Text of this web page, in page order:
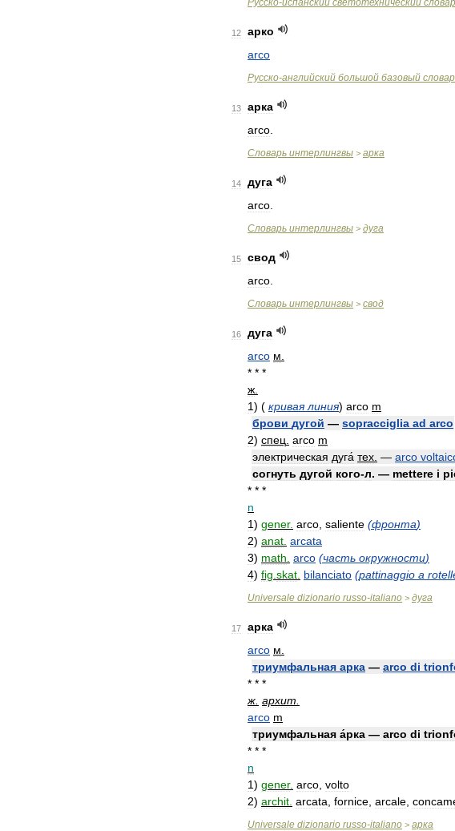
Русско-испанский светотехнический
12
арко
arco
Русско-английский большой базовый
13
арка
arco
Словарь интерлингвы > арка
14
дуга
arco
Словарь интерлингвы > дуга
15
свод
arco
Словарь интерлингвы > свод
16
дуга
arco м
* * *
ж
1) ( кривая линия) arco m
брови дугой — sopracciglia ad arco
2) спец arco m
электрическая дуга́ тех — arco
согнуть дугой кого-л. — mettere i
* * *
n
1) gener. arco saliente (фронта)
2) anat arcata
3) math arco (часть окружности)
4) fig skat bilanciato (pattinaggio a
Universale dizionario russo-italiano > дуга
17
арка
arco м
триумфальная арка — arco di
* * *
ж архит
arco m
триумфальная а́рка — arco di
* * *
n
1) gener. arco volto
2) archit arcata fornice arcale
Universale dizionario russo-italiano > арка